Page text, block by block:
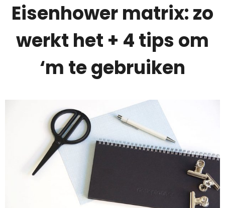
Eisenhower matrix: zo
werkt het + 4 tips om
‘m te gebruiken